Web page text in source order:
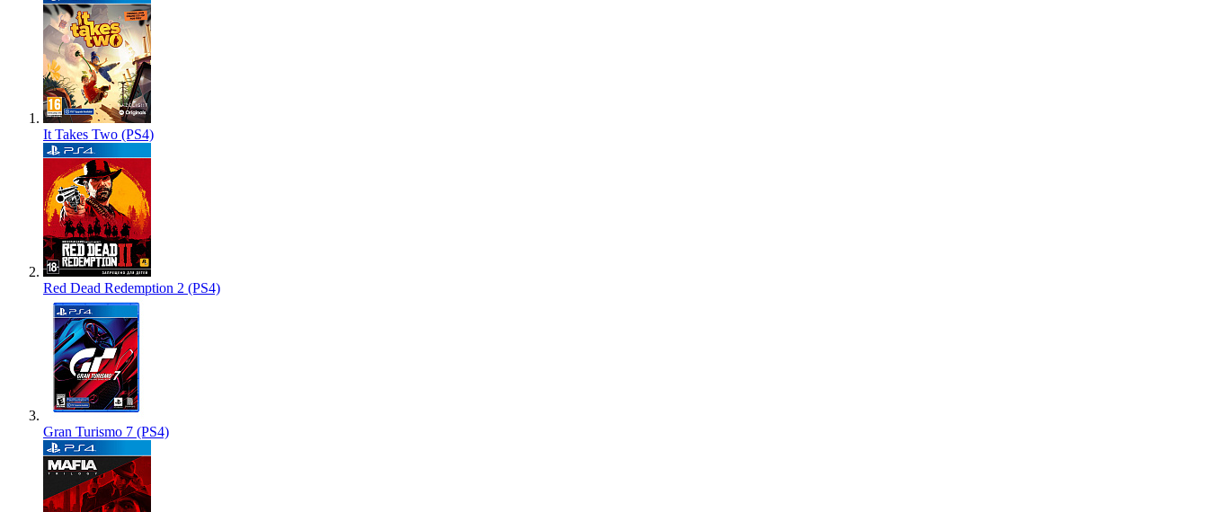
It Takes Two (PS4)
Red Dead Redemption 2 (PS4)
Gran Turismo 7 (PS4)